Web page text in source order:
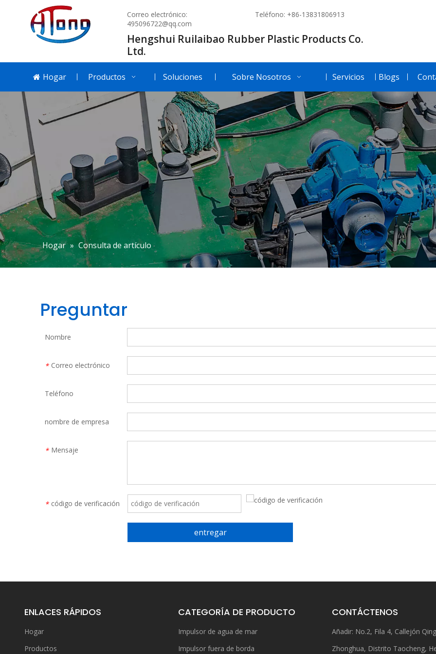
Correo electrónico:
495096722@qq.com
Teléfono: +86-13831806913
Hengshui Ruilaibao Rubber Plastic Products Co.
Ltd.
Hogar Productos Soluciones Sobre Nosotros Servicios Blogs
Hogar » Consulta de artículo
Preguntar
Nombre
* Correo electrónico
Teléfono
nombre de empresa
* Mensaje
* código de verificación
entregar
ENLACES RÁPIDOS
Hogar
Productos
CATEGORÍA DE PRODUCTO
Impulsor de agua de mar
Impulsor fuera de borda
CONTÁCTENOS
Añadir: No.2, Fila 4, Callejón
Zhonghua, Distrito Taocheng,